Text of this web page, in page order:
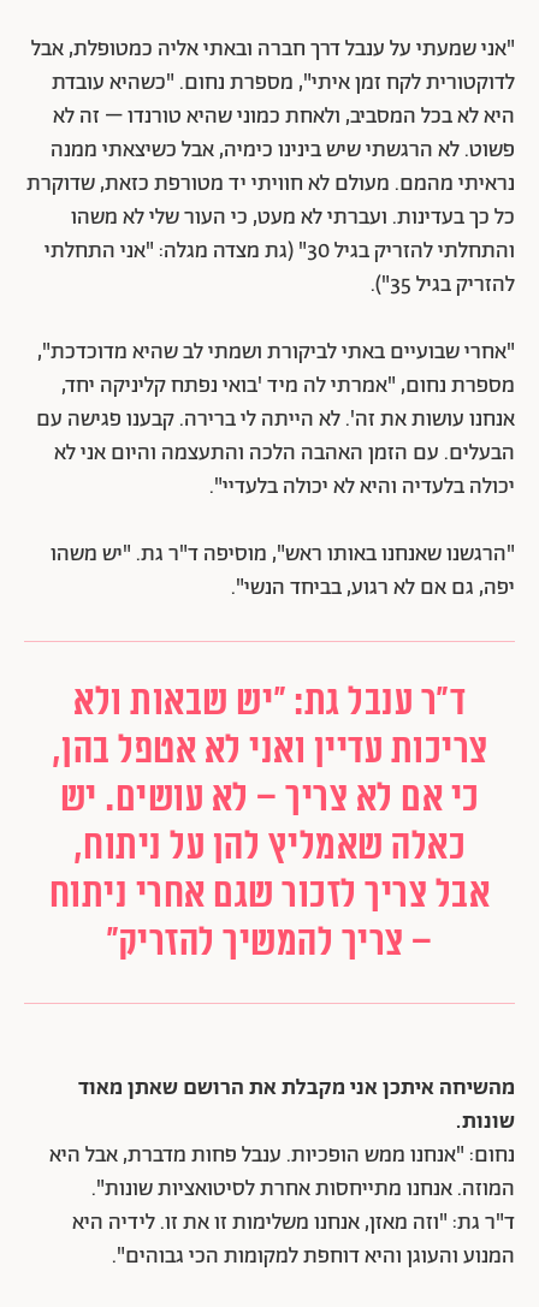
"אני שמעתי על ענבל דרך חברה ובאתי אליה כמטופלת, אבל
לדוקטורית לקח זמן איתי", מספרת נחום. "כשהיא עובדת
היא לא בכל המסביב, ולאחת כמוני שהיא טורנדו – זה לא
פשוט. לא הרגשתי שיש בינינו כימיה, אבל כשיצאתי ממנה
נראיתי מהמם. מעולם לא חוויתי יד מטורפת כזאת, שדוקרת
כל כך בעדינות. ועברתי לא מעט, כי העור שלי לא משהו
והתחלתי להזריק בגיל 30" (גת מצדה מגלה: "אני התחלתי
להזריק בגיל 35").
"אחרי שבועיים באתי לביקורת ושמתי לב שהיא מדוכדכת",
מספרת נחום, "אמרתי לה מיד 'בואי נפתח קליניקה יחד,
אנחנו עושות את זה'. לא הייתה לי ברירה. קבענו פגישה עם
הבעלים. עם הזמן האהבה הלכה והתעצמה והיום אני לא
יכולה בלעדיה והיא לא יכולה בלעדיי".
"הרגשנו שאנחנו באותו ראש", מוסיפה ד"ר גת. "יש משהו
יפה, גם אם לא רגוע, בביחד הנשי".
ד"ר ענבל גת: "יש שבאות ולא
צריכות עדיין ואני לא אטפל בהן,
כי אם לא צריך – לא עושים. יש
כאלה שאמליץ להן על ניתוח,
אבל צריך לזכור שגם אחרי ניתוח
– צריך להמשיך להזריק"
מהשיחה איתכן אני מקבלת את הרושם שאתן מאוד
שונות.
נחום: "אנחנו ממש הופכיות. ענבל פחות מדברת, אבל היא
המוזה. אנחנו מתייחסות אחרת לסיטואציות שונות".
ד"ר גת: "וזה מאזן, אנחנו משלימות זו את זו. לידיה היא
המנוע והעוגן והיא דוחפת למקומות הכי גבוהים".